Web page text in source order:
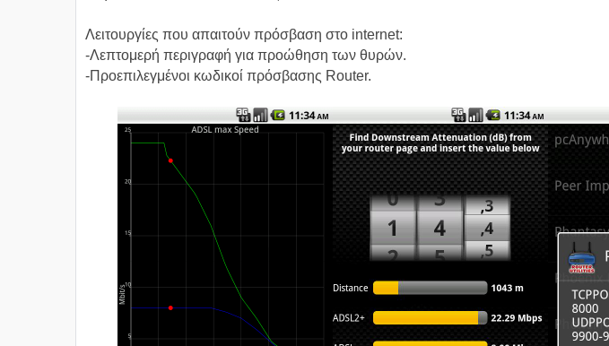
Λειτουργίες που απαιτούν πρόσβαση στο internet:
-Λεπτομερή περιγραφή για προώθηση των θυρών.
-Προεπιλεγμένοι κωδικοί πρόσβασης Router.